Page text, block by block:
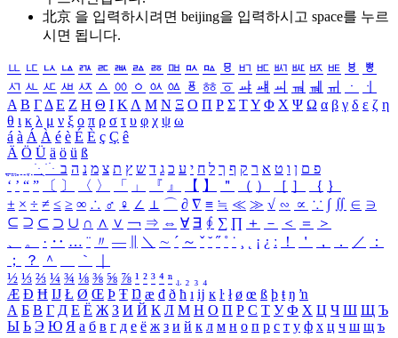
北京 을 입력하시려면 beijing을 입력하시고 space를 누르
시면 됩니다.
ㅥ ㅦ ㅧ ㅨ ㅩ ㅪ ㅫ ㅬ ㅭ ㅮ ㅯ ㅰ ㅱ ㅲ ㅳ ㅴ ㅵ ㅶ ㅷ ㅸ
ㅹ
ㅺ ㅻ ㅼ ㅽ ㅾ ㅿ ㆀ ㆁ ㆂ ㆃ ㆄ ㆅ ㆆ ㆇ ㆈ ㆉ ㆊ ㆋ ㆌ ㆍ
ㆎ
Α Β ΓΔ Ε Ζ Η Θ Ι ΚΛ Μ Ν Ξ Ο Π Ρ Σ ΤΥ Φ Χ Ψ Ω α β γ δ ε ζ η
θ ι κ λ μ ν ξ ο π ρ σ τ υ φ χ ψ ω
á à Á À é è É È ç Ç ê
Ä Ö Ü ä ö ü ß
ִֶֹ ֻּ ׁׂ פ ם ן ו ט א ר ק ף ך ל ח י ע כ ג ד ש ץ ת צ מ נ ה ב
‘ ’ “ ” 〔 〕 〈 〉 「 」 『 』 【 】 ＂ （ ） ［ ］ ｛ ｝
± × ÷ ≠ ≤ ≥ ∞ ∴ ♂ ♀ ∠ ⊥ ⌒ ∂ ∇ ≡ ≒ ≪ ≫ √ ∽ ∝ ∵ ∫ ∬ ∈ ∋
⊆ ⊇ ⊂ ⊃ ∪ ∩ ∧ ∨ ￢ ⇒ ⇔ ∀ ∃ ∮ ∑ ∏ ＋ － ＜ ＝
＞
、
。 · ‥ … ¨ 〃 ― ＼ ∼ ´ ～ ˇ ˘ ˝ ˚ ˙ ¸ ¡ ¿ ː ！ ＇ ， ． ／
：
；
？ ＾ ｀
½ ⅓ ⅔ ¼ ¾ ⅛ ⅜ ⅝ ⅞ ¹ ² ³ ⁴ ⁿ ₁ ₂ ₃ ₄
Æ Ð Ħ Ĳ Ł Ø Œ Þ Ŧ Ŋ æ đ ð ħ ı ĳ ĸ ŀ ł ø œ ß þ ŧ ŋ ŉ
А Б В Г Д Е Ё Ж З И Й К Л М Н О П Р С Т У Ф Х Ц Ч Ш Щ Ъ
Ы Ь Э Ю Я а б в г д е ё ж з и й к л м н о п р с т у ф х ц ч ш щ ъ